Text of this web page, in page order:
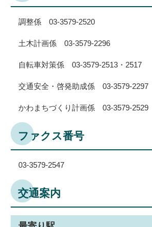
調整係 03-3579-2520
土木計画係 03-3579-2296
自転車対策係 03-3579-2513・2517
交通安全・啓発助成係 03-3579-2297
かわまちづくり計画係 03-3579-2529
ファクス番号
03-3579-2547
交通案内